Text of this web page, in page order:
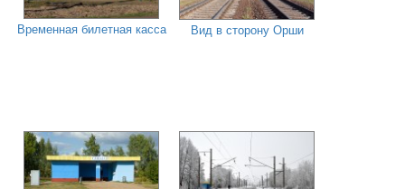
Временная билетная касса Вид в сторону Орши